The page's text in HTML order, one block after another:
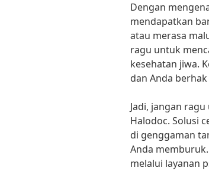
Dengan
mendapatkan
atau merasa
ragu untuk
kesehatan jiwa.
dan Anda
Jadi, jangan
Halodoc. Solusi
di genggaman
Anda
melalui layanan